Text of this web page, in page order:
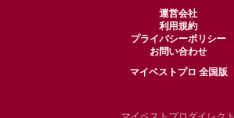
運営会社
利用規約
プライバシーポリシー
お問い合わせ
マイベストプロ 全国版
マイベストプロダイレクト